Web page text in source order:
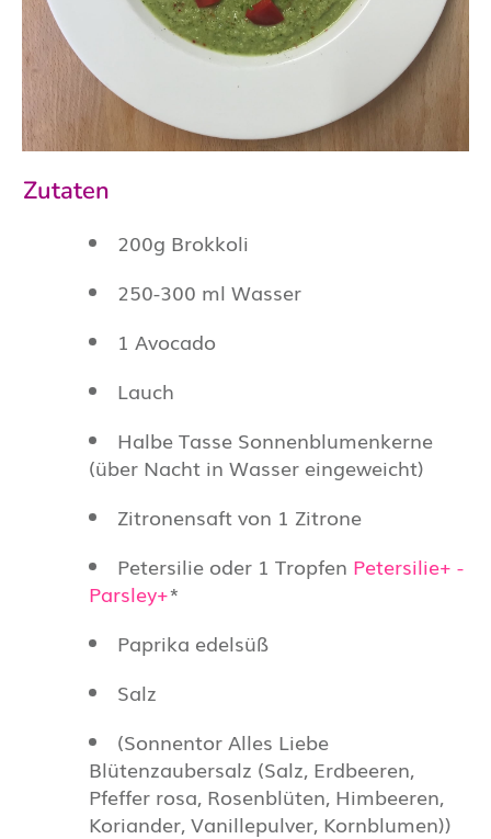
Zutaten
200g Brokkoli
250-300 ml Wasser
1 Avocado
Lauch
Halbe Tasse Sonnenblumenkerne
(über Nacht in Wasser eingeweicht)
Zitronensaft von 1 Zitrone
Petersilie oder 1 Tropfen Petersilie+ -
Parsley+*
Paprika edelsüß
Salz
(Sonnentor Alles Liebe
Blütenzaubersalz (Salz, Erdbeeren,
Pfeffer rosa, Rosenblüten, Himbeeren,
Koriander, Vanillepulver, Kornblumen))